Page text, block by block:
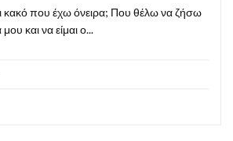
κακό που έχω όνειρα; Που θέλω να ζήσω
μου και να είμαι ο...